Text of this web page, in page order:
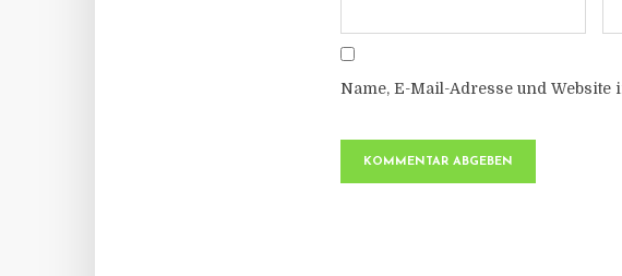
Name, E-Mail-Adresse und